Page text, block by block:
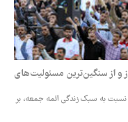
و از سنگین‌ترین مسئولیت‌های
به سبک زندگی ائمه جمعه، بر